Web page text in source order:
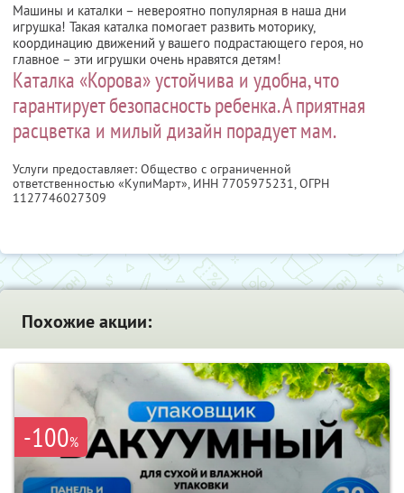
Машины и каталки – невероятно популярная в наша дни
игрушка! Такая каталка помогает развить моторику,
координацию движений у вашего подрастающего героя, но
главное – эти игрушки очень нравятся детям!
Каталка «Корова» устойчива и удобна, что
гарантирует безопасность ребенка. А приятная
расцветка и милый дизайн порадует мам.
Услуги предоставляет: Общество с ограниченной
ответственностью «КупиМарт», ИНН 7705975231, ОГРН
1127746027309
Похожие акции:
-100%